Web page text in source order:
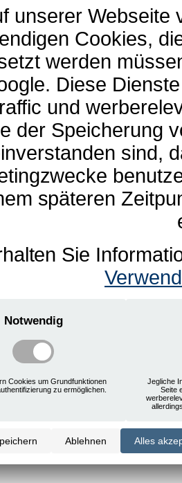
unserer Webseite
Cookies,
werden
Diese
und
der Speicherung
sind,
späteren
Sie
Notwendig
Cookies um Grundfunktionen
zu ermöglichen.
Jegliche
Seite
Ablehnen Alles